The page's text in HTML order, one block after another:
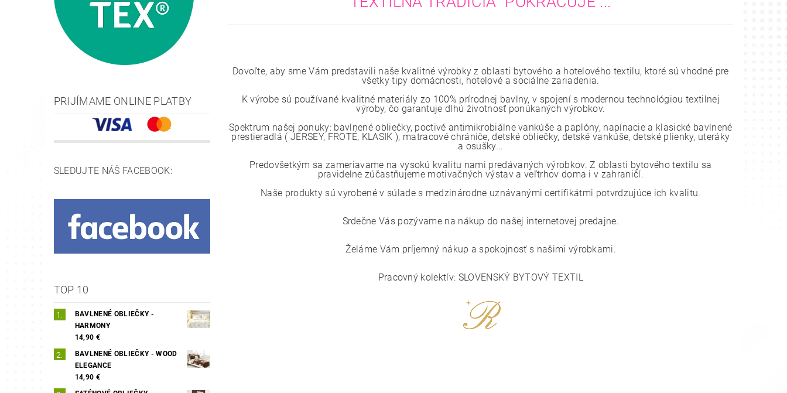
PRIJÍMAME ONLINE PLATBY
SLEDUJTE NÁŠ FACEBOOK:
TOP 10
BAVLNENÉ OBLIEČKY -
HARMONY
14,90 €
BAVLNENÉ OBLIEČKY - WOOD
ELEGANCE
14,90 €
Dovoľte, aby sme Vám predstavili naše kvalitné výrobky z oblasti bytového a hotelového textilu, ktoré sú vhodné pre
všetky tipy domácnosti, hotelové a sociálne zariadenia.
K výrobe sú používané kvalitné materiály zo 100% prírodnej bavlny, v spojení s modernou technológiou textilnej
výroby, čo garantuje dlhú životnosť ponúkaných výrobkov.
Spektrum našej ponuky: bavlnené obliečky, poctivé antimikrobiálne vankúše a paplóny, napínacie a klasické bavlnené
prestieradlá ( JERSEY, FROTÉ, KLASIK ), matracové chrániče, detské obliečky, detské vankúše, detské plienky, uteráky
a osušky...
Predovšetkým sa zameriavame na vysokú kvalitu nami predávaných výrobkov. Z oblasti bytového textilu sa
pravidelne zúčastňujeme motivačných výstav a veľtrhov doma i v zahraničí.
Naše produkty sú vyrobené v súlade s medzinárodne uznávanými certifikátmi potvrdzujúce ich kvalitu.
Srdečne Vás pozývame na nákup do našej internetovej predajne.
Želáme Vám príjemný nákup a spokojnosť s našimi výrobkami.
Pracovný kolektív: SLOVENSKÝ BYTOVÝ TEXTIL